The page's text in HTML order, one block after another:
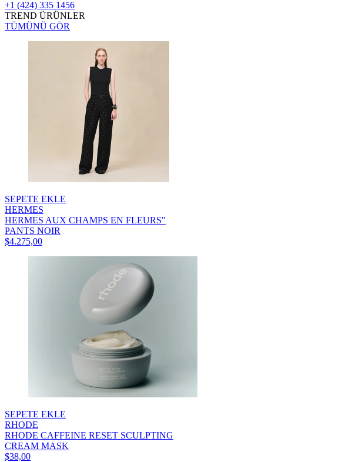
+1 (424) 335 1456
TREND ÜRÜNLER
TÜMÜNÜ GÖR
SEPETE EKLE
HERMES
HERMES AUX CHAMPS EN FLEURS"
PANTS NOIR
$4.275,00
SEPETE EKLE
RHODE
RHODE CAFFEINE RESET SCULPTING
CREAM MASK
$38,00